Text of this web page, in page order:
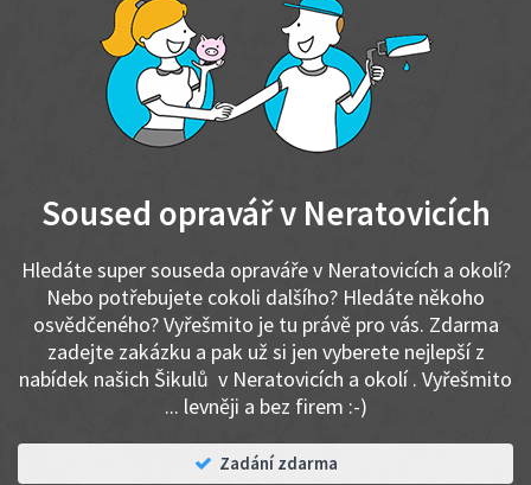
Soused opravář v Neratovicích
Hledáte super souseda opraváře v Neratovicích a okolí?
Nebo potřebujete cokoli dalšího? Hledáte někoho
osvědčeného? Vyřešmito je tu právě pro vás. Zdarma
zadejte zakázku a pak už si jen vyberete nejlepší z
nabídek našich Šikulů v Neratovicích a okolí . Vyřešmito
... levněji a bez firem :-)
Zadání zdarma